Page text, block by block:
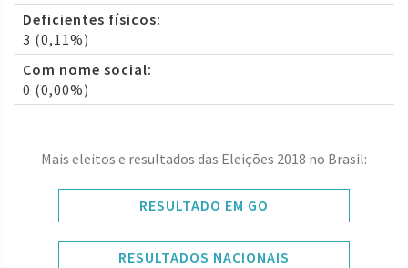
Deficientes físicos:
3 (0,11%)
Com nome social:
0 (0,00%)
Mais eleitos e resultados das Eleições 2018 no Brasil:
RESULTADO EM GO
RESULTADOS NACIONAIS